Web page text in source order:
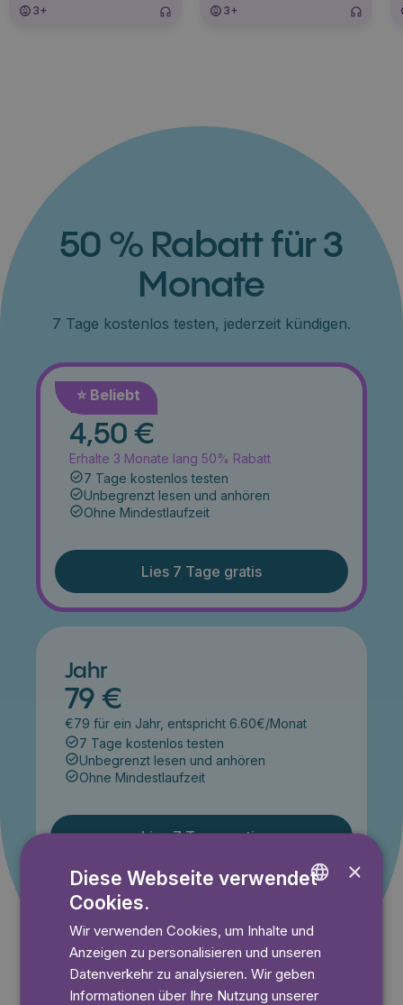
3+ 3+
50 % Rabatt für 3
Monate
7 Tage kostenlos testen, jederzeit kündigen.
⭐️ Beliebt
Monat
4,50 €
Erhalte 3 Monate lang 50% Rabatt
7 Tage kostenlos testen
Unbegrenzt lesen und anhören
Ohne Mindestlaufzeit
Lies 7 Tage gratis
Jahr
79 €
€79 für ein Jahr, entspricht 6.60€/Monat
7 Tage kostenlos testen
Unbegrenzt lesen und anhören
Ohne Mindestlaufzeit
Lies 7 Tage gratis
Angebot gültig bis einschließlich 14.09.2026. Nur für
Neukunden.
GERMAN
×
Diese Webseite verwendet
Cookies.
Wir verwenden Cookies, um Inhalte und
Anzeigen zu personalisieren und unseren
Datenverkehr zu analysieren. Wir geben
Informationen über Ihre Nutzung unserer